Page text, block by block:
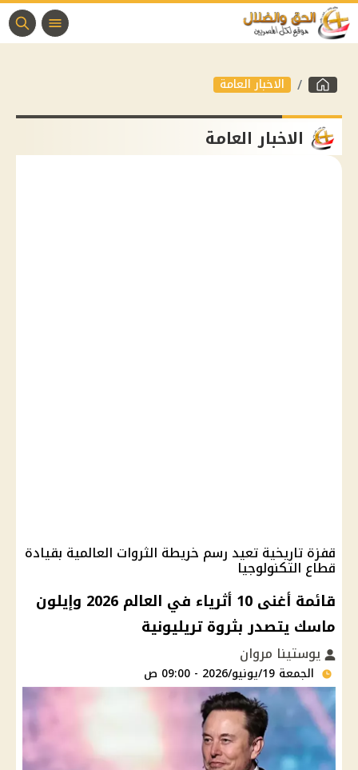
الاخبار العامة
الاخبار العامة
قفزة تاريخية تعيد رسم خريطة الثروات العالمية بقيادة
قطاع التكنولوجيا
قائمة أغنى 10 أثرياء في العالم 2026 وإيلون
ماسك يتصدر بثروة تريليونية
يوستينا مروان
الجمعة 19/يونيو/2026 - 09:00 ص